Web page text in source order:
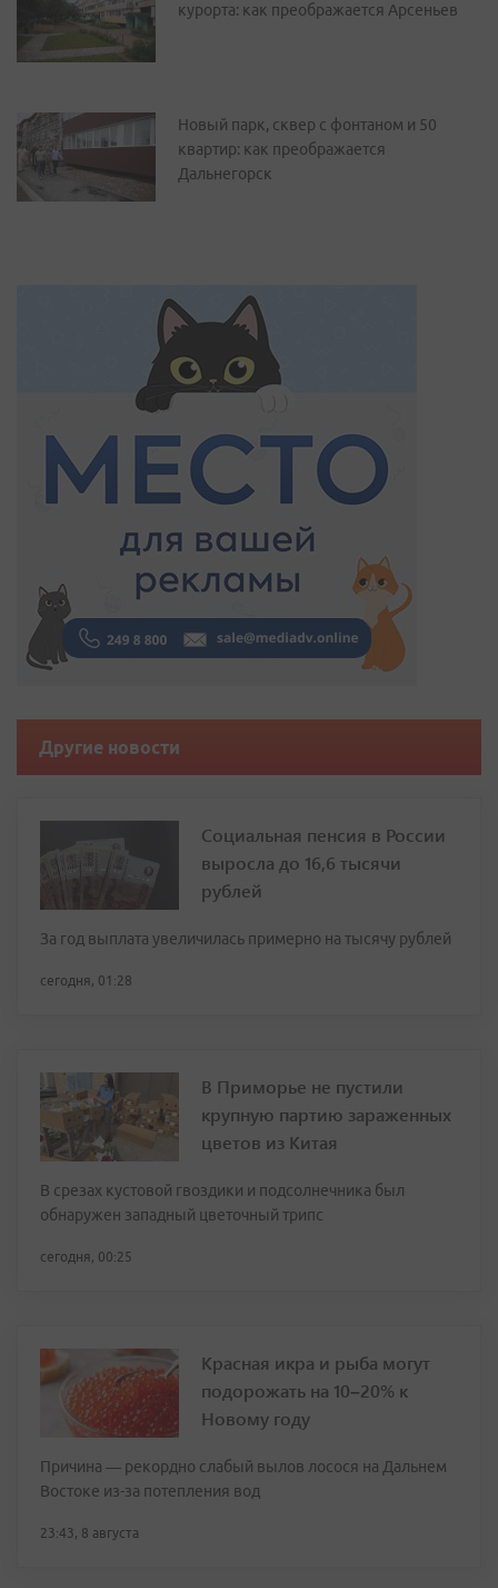
курорта: как преображается Арсеньев
Новый парк, сквер с фонтаном и 50
квартир: как преображается
Дальнегорск
Другие новости
Социальная пенсия в России
выросла до 16,6 тысячи
рублей
За год выплата увеличилась примерно на тысячу рублей
сегодня, 01:28
В Приморье не пустили
крупную партию зараженных
цветов из Китая
В срезах кустовой гвоздики и подсолнечника был
обнаружен западный цветочный трипс
сегодня, 00:25
Красная икра и рыба могут
подорожать на 10–20% к
Новому году
Причина — рекордно слабый вылов лосося на Дальнем
Востоке из-за потепления вод
23:43, 8 августа